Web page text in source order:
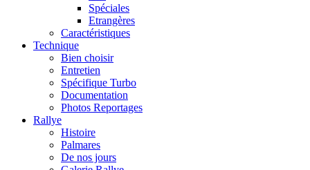
Spéciales
Etrangères
Caractéristiques
Technique
Bien choisir
Entretien
Spécifique Turbo
Documentation
Photos Reportages
Rallye
Histoire
Palmares
De nos jours